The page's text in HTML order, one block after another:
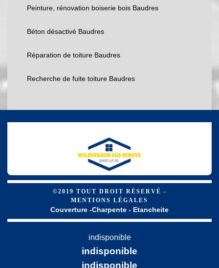
Peinture, rénovation boiserie bois Baudres
Béton désactivé Baudres
Réparation de toiture Baudres
Recherche de fuite toiture Baudres
©2019 TOUT DROIT RÉSERVÉ -
MENTIONS LÉGALES
Couverture -Charpente - Etancheite
indisponible
indisponible
indisponible